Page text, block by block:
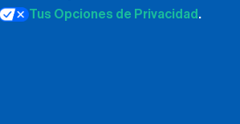
Tus Opciones de Privacidad .